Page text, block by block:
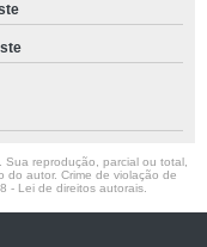
reprodução, parcial ou total,
do autor. Crime de violação de
- Lei de direitos autorais